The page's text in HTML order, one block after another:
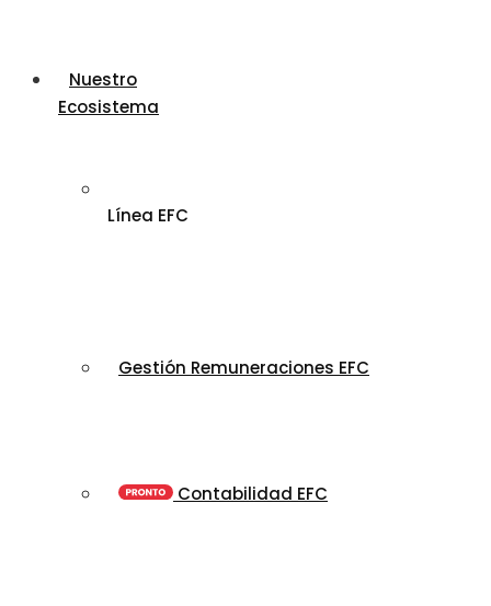
Nuestro
Ecosistema
Línea EFC
Gestión Remuneraciones EFC
Contabilidad EFC